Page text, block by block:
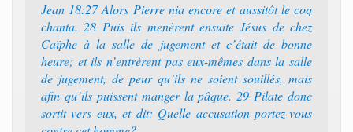
Jean 18:27 Alors Pierre nia encore et aussitôt le coq
chanta. 28 Puis ils menèrent ensuite Jésus de chez
Caïphe à la salle de jugement et c’était de bonne
heure; et ils n’entrèrent pas eux-mêmes dans la salle
de jugement, de peur qu’ils ne soient souillés, mais
afin qu’ils puissent manger la pâque. 29 Pilate donc
sortit vers eux, et dit: Quelle accusation portez-vous